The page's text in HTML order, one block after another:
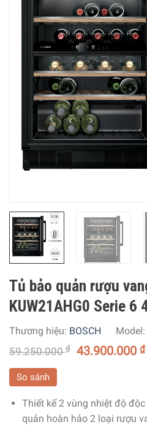
Tủ bảo quản rượu
KUW21AHG0 Serie 6
Thương hiệu: BOSCH Model:
59.250.000₫ 43.900.000₫
So sánh
Thiết kế 2 vùng nhiệt độ
quản hoàn hảo 2 loại rượu